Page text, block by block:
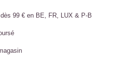
dès 99 € en BE, FR, LUX & P-B